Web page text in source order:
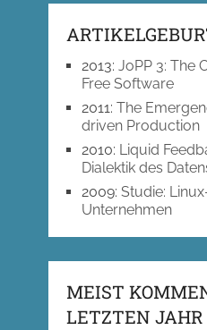
2013: JoPP 3: The
Free Software
2011: The
driven Production
2010: Liquid
Dialektik des
2009: Studie:
Unternehmen
MEIST
LETZTEN JAHR